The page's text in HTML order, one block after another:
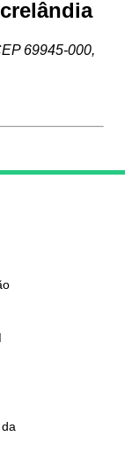
69945-000,